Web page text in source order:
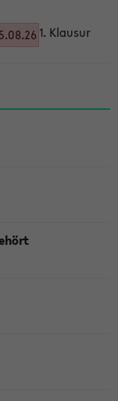
1. Klausur